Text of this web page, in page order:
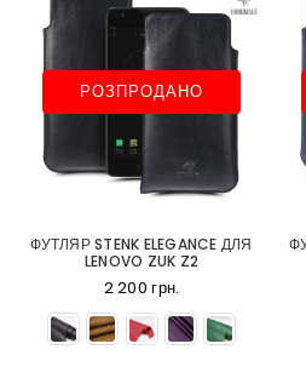
РОЗПРОДАНО
ФУТЛЯР STENK ELEGANCE ДЛЯ
LENOVO ZUK Z2
2 200 грн.